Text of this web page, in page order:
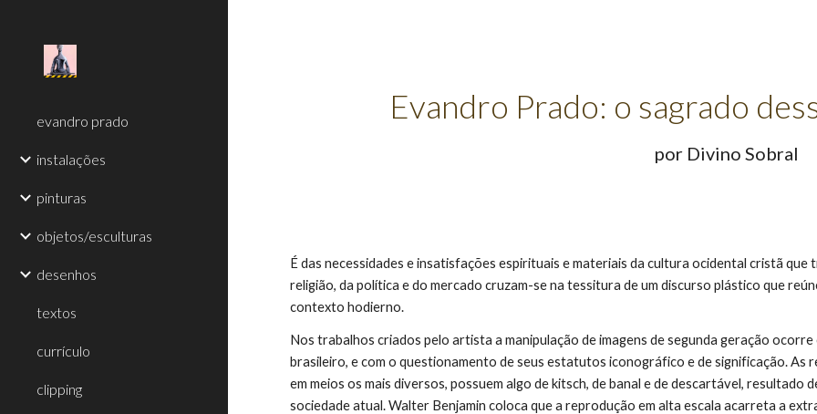
evandro prado
instalações
pinturas
objetos/esculturas
desenhos
textos
currículo
clipping
Evandro Prado: o sagrado
por Divino Sobral
É das necessidades e insatisfações espirituais e materiais da cultura ocidental cristã
religião, da política e do mercado cruzam-se na tessitura de um discurso plástico que
contexto hodierno.
Nos trabalhos criados pelo artista a manipulação de imagens de segunda geração
brasileiro, e com o questionamento de seus estatutos iconográfico e de significação. As
em meios os mais diversos, possuem algo de kitsch, de banal e de descartável, resultado
sociedade atual. Walter Benjamin coloca que a reprodução em alta escala acarreta a